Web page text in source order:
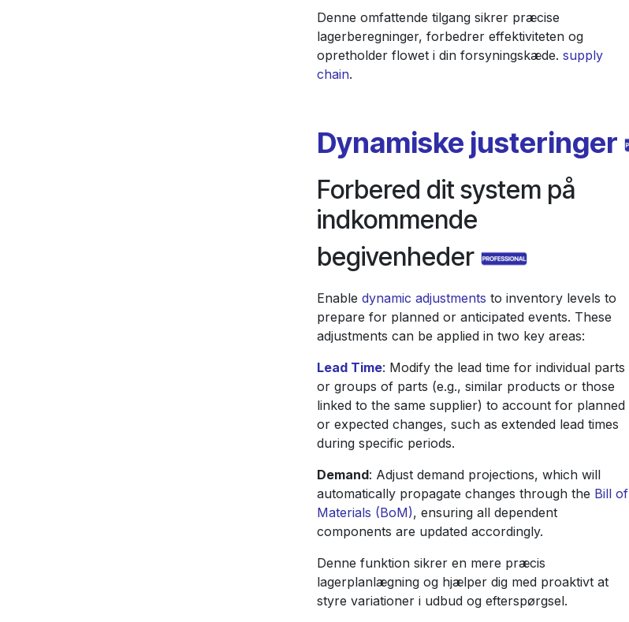
Denne omfattende tilgang sikrer præcise
lagerberegninger, forbedrer effektiviteten og
opretholder flowet i din forsyningskæde. supply
chain.
Dynamiske justeringer
Forbered dit system på
indkommende
begivenheder
Enable dynamic adjustments to inventory levels to
prepare for planned or anticipated events. These
adjustments can be applied in two key areas:
Lead Time: Modify the lead time for individual parts
or groups of parts (e.g., similar products or those
linked to the same supplier) to account for planned
or expected changes, such as extended lead times
during specific periods.
Demand: Adjust demand projections, which will
automatically propagate changes through the Bill of
Materials (BoM), ensuring all dependent
components are updated accordingly.
Denne funktion sikrer en mere præcis
lagerplanlægning og hjælper dig med proaktivt at
styre variationer i udbud og efterspørgsel.